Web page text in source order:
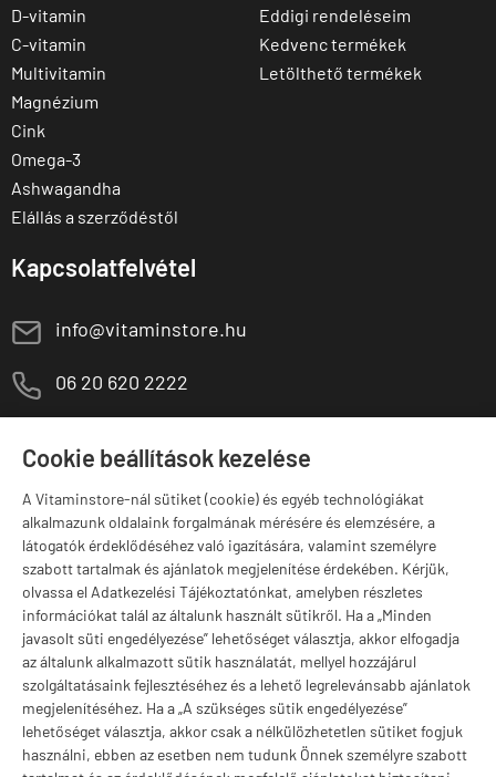
Cookie beállítások kezelése
A Vitaminstore-nál sütiket (cookie) és egyéb technológiákat
alkalmazunk oldalaink forgalmának mérésére és elemzésére, a
látogatók érdeklődéséhez való igazítására, valamint személyre
szabott tartalmak és ajánlatok megjelenítése érdekében. Kérjük,
olvassa el Adatkezelési Tájékoztatónkat, amelyben részletes
információkat talál az általunk használt sütikről. Ha a „Minden
javasolt süti engedélyezése” lehetőséget választja, akkor elfogadja
az általunk alkalmazott sütik használatát, mellyel hozzájárul
szolgáltatásaink fejlesztéséhez és a lehető legrelevánsabb ajánlatok
megjelenítéséhez. Ha a „A szükséges sütik engedélyezése”
lehetőséget választja, akkor csak a nélkülözhetetlen sütiket fogjuk
használni, ebben az esetben nem tudunk Önnek személyre szabott
D-vitamin
C-vitamin
Multivitamin
Magnézium
Cink
Omega-3
Ashwagandha
Elállás a szerződéstől
Eddigi rendeléseim
Kedvenc termékek
Letölthető termékek
Kapcsolatfelvétel
E info@vitaminstore.hu
M 06 20 620 2222
Szugló u. 83-85.
Márkák
Valuta választás